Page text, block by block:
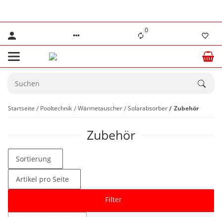
0
Startseite Pooltechnik Wärmetauscher Solarabsorber Zubehör
Zubehör
Filter
Sortierung
Artikel pro Seite